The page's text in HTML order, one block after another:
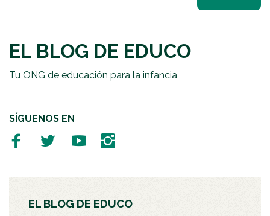
EL BLOG DE EDUCO
Tu ONG de educación para la infancia
SÍGUENOS EN
EL BLOG DE EDUCO